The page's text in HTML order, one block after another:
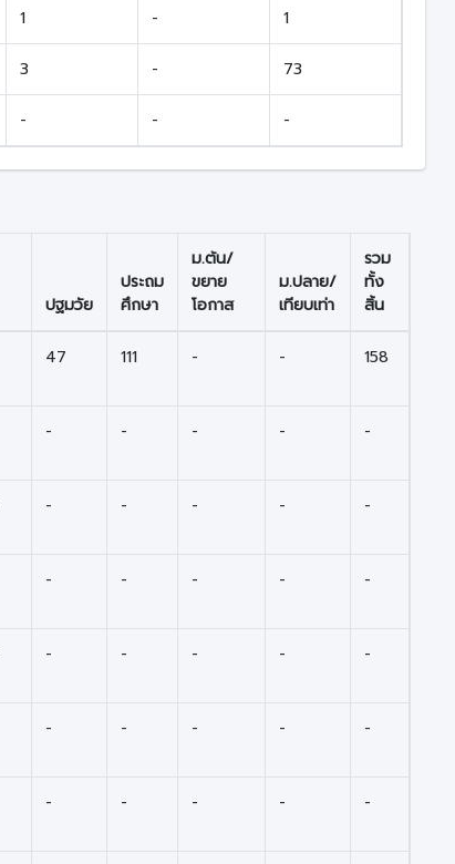
1 - 1
3 - 73
- - -
ปฐมวัย
ประถม
ศึกษา
ม.ต้น/
ขยาย
โอกาส
ม.ปลาย/
เทียบเท่า
รวม
ทั้ง
สิ้น
47 111 - - 158
- - - - -
- - - - -
- - - - -
- - - - -
- - - - -
- - - - -